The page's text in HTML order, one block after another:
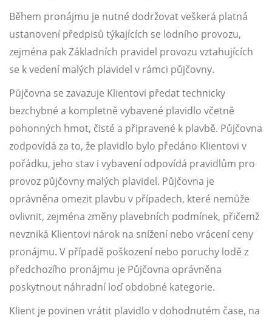
Během pronájmu je nutné dodržovat veškerá platná
ustanovení předpisů týkajících se lodního provozu,
zejména pak Základních pravidel provozu vztahujících
se k vedení malých plavidel v rámci půjčovny.
Půjčovna se zavazuje Klientovi předat technicky
bezchybné a kompletně vybavené plavidlo včetně
pohonných hmot, čisté a připravené k plavbě. Půjčovna
zodpovídá za to, že plavidlo bylo předáno Klientovi v
pořádku, jeho stav i vybavení odpovídá pravidlům pro
provoz půjčovny malých plavidel. Půjčovna je
oprávněna omezit plavbu v případech, které nemůže
ovlivnit, zejména změny plavebních podmínek, přičemž
nevzniká Klientovi nárok na snížení nebo vrácení ceny
pronájmu. V případě poškození nebo poruchy lodě z
předchozího pronájmu je Půjčovna oprávněna
poskytnout náhradní loď obdobné kategorie.
Klient je povinen vrátit plavidlo v dohodnutém čase, na